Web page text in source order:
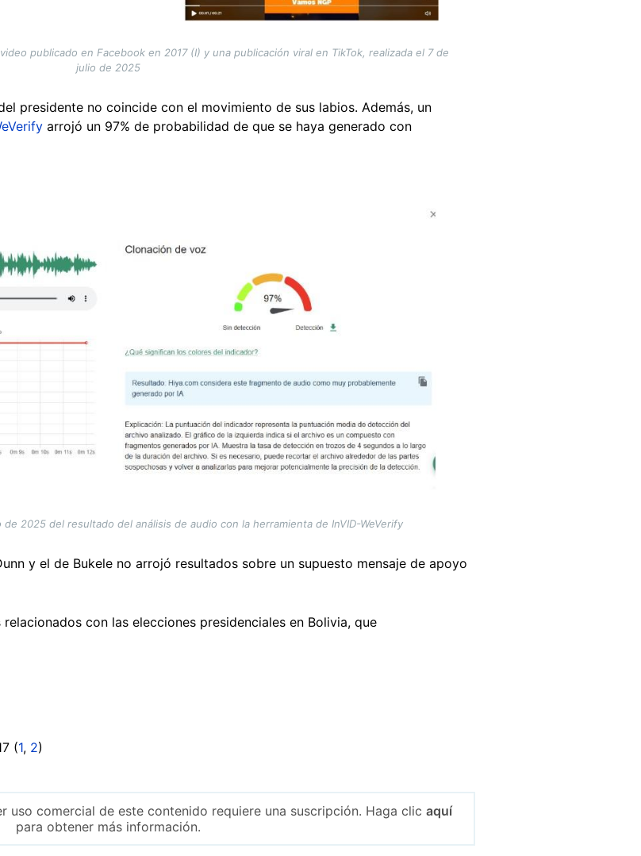
publicado en Facebook en 2017 (I) y una publicación viral en TikTok, realizada el 7 de
julio de 2025
presidente no coincide con el movimiento de sus labios. Además, un
arrojó un 97% de probabilidad de que se haya generado con
2025 del resultado del análisis de audio con la herramienta de InVID-WeVerify
y el de Bukele no arrojó resultados sobre un supuesto mensaje de apoyo
con las elecciones presidenciales en Bolivia, que
(1, 2)
uso comercial de este contenido requiere una suscripción. Haga clic aquí
para obtener más información.